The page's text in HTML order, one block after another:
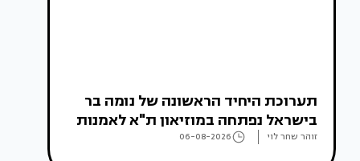
תערוכת היחיד הראשונה של נומה בר
בישראל נפתחה במוזיאון ת"א לאמנות
זוהר שחר לוי 06-08-2026